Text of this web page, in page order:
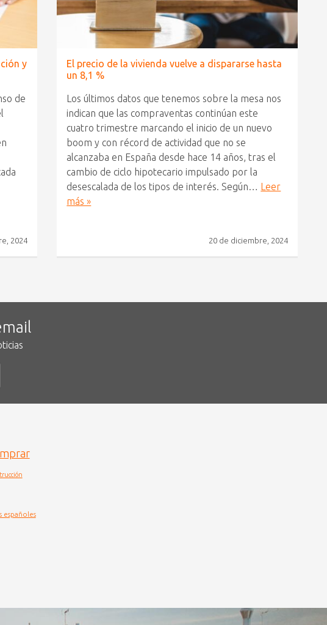
y
de
2024
El precio de la vivienda vuelve a dispararse hasta
un 8,1 %
Los últimos datos que tenemos sobre la mesa nos
indican que las compraventas continúan este
cuatro trimestre marcando el inicio de un nuevo
boom y con récord de actividad que no se
alcanzaba en España desde hace 14 años, tras el
cambio de ciclo hipotecario impulsado por la
desescalada de los tipos de interés. Según… Leer
más »
20 de diciembre, 2024
españoles